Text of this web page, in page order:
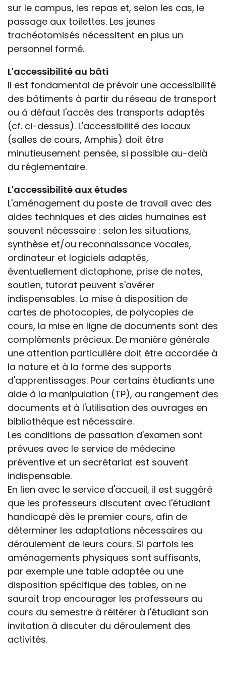
sur le campus, les repas et, selon les cas, le
passage aux toilettes. Les jeunes
trachéotomisés nécessitent en plus un
personnel formé.
L'accessibilité au bâti
Il est fondamental de prévoir une accessibilité
des bâtiments à partir du réseau de transport
ou à défaut l'accès des transports adaptés
(cf. ci-dessus). L'accessibilité des locaux
(salles de cours, Amphis) doit être
minutieusement pensée, si possible au-delà
du réglementaire.
L'accessibilité aux études
L'aménagement du poste de travail avec des
aides techniques et des aides humaines est
souvent nécessaire : selon les situations,
synthèse et/ou reconnaissance vocales,
ordinateur et logiciels adaptés,
éventuellement dictaphone, prise de notes,
soutien, tutorat peuvent s'avérer
indispensables. La mise à disposition de
cartes de photocopies, de polycopies de
cours, la mise en ligne de documents sont des
compléments précieux. De manière générale
une attention particulière doit être accordée à
la nature et à la forme des supports
d'apprentissages. Pour certains étudiants une
aide à la manipulation (TP), au rangement des
documents et à l'utilisation des ouvrages en
bibliothèque est nécessaire.
Les conditions de passation d'examen sont
prévues avec le service de médecine
préventive et un secrétariat est souvent
indispensable.
En lien avec le service d'accueil, il est suggéré
que les professeurs discutent avec l'étudiant
handicapé dès le premier cours, afin de
déterminer les adaptations nécessaires au
déroulement de leurs cours. Si parfois les
aménagements physiques sont suffisants,
par exemple une table adaptée ou une
disposition spécifique des tables, on ne
saurait trop encourager les professeurs au
cours du semestre à réitérer à l'étudiant son
invitation à discuter du déroulement des
activités.